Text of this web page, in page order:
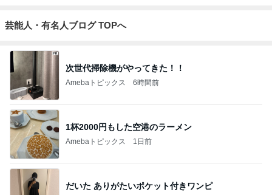
芸能人・有名人ブログ TOPへ
次世代掃除機がやってきた！！
Amebaトピックス 6時間前
1杯2000円もした空港のラーメン
Amebaトピックス 1日前
だいた ありがたいポケット付きワンピ